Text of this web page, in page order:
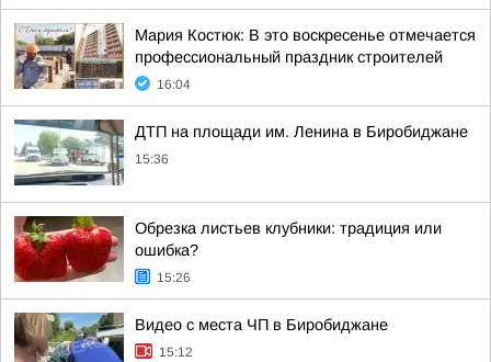
Мария Костюк: В это воскресенье отмечается
профессиональный праздник строителей
16:04
ДТП на площади им. Ленина в Биробиджане
15:36
Обрезка листьев клубники: традиция или
ошибка?
15:26
Видео с места ЧП в Биробиджане
15:12